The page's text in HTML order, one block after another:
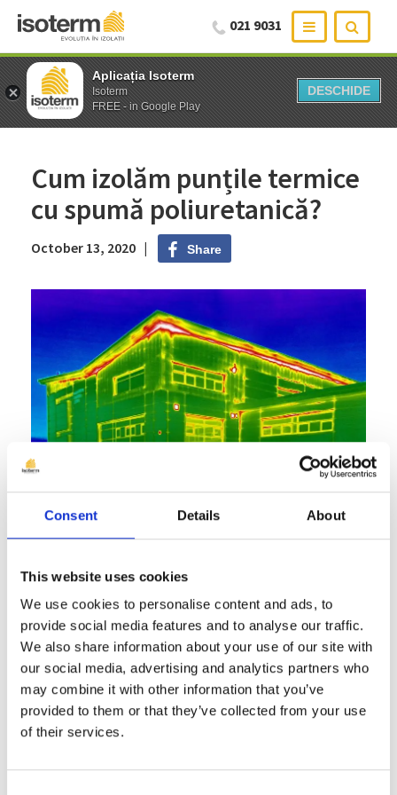
Aplicația Isoterm
Isoterm
FREE - in Google Play
DESCHIDE
Aplicația Isoterm
Isoterm
FREE - in Google Play
DESCHIDE
Consent Details About
This website uses cookies
We use cookies to personalise content and ads, to
provide social media features and to analyse our traffic.
We also share information about your use of our site with
our social media, advertising and analytics partners who
may combine it with other information that you’ve
provided to them or that they’ve collected from your use
of their services.
021 9031
Cum izolăm punțile termice
cu spumă poliuretanică?
October 13, 2020 | Share
În limbajul proiectanților și al
constructorilor, noțiunea de punți
termice este cunoscută și foarte des
folosită. Este ușor de înțeles faptul că
aceste punți termice nu sunt bune și că
ele trebuie să fie remediate cumva, iar
urmează despre punțile termice, despre